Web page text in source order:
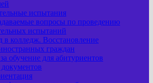
испытания
вопросы по проведению
испытаний
в колледж. Восстановление
граждан
обучение для абитуриентов